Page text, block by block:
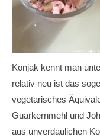
Konjak kennt man
relativ neu ist das
vegetarisches
Guarkernmehl und
aus unverdaulichen